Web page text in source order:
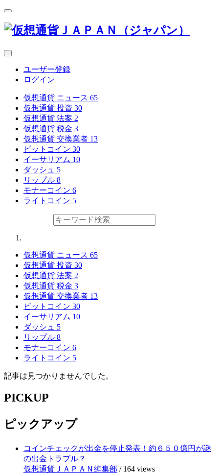
ユーザー登録
ログイン
仮想通貨 ニュース 65
仮想通貨 投資 30
仮想通貨 法案 2
仮想通貨 税金 3
仮想通貨 交換業者 13
ビットコイン 30
イーサリアム 10
ダッシュ 5
リップル 8
モナーコイン 6
ライトコイン 5
仮想通貨 ニュース 65
仮想通貨 投資 30
仮想通貨 法案 2
仮想通貨 税金 3
仮想通貨 交換業者 13
ビットコイン 30
イーサリアム 10
ダッシュ 5
リップル 8
モナーコイン 6
ライトコイン 5
記事は見つかりませんでした。
PICKUP
ピックアップ
コインチェックが出金を停止発表！約６５０億円が謎
の出金トラブル？
仮想通貨ＪＡＰＡＮ編集部 / 164 views